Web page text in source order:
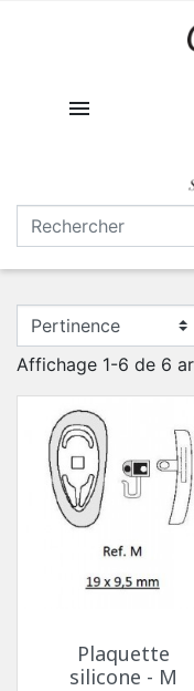

Affichage 1-6 de 6
Plaquette
silicone - M